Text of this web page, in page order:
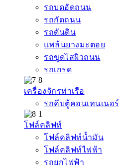
รถบดอัดถนน
รถกัดถนน
รถดันดิน
แพล้นยางมะตอย
รถขูดไสผิวถนน
รถเกรด
เครื่องจักรท่าเรือ
รถคีบตู้คอนเทนเนอร์
โฟล์คลิฟท์
โฟล์คลิฟท์น้ำมัน
โฟล์คลิฟท์ไฟฟ้า
รถยกไฟฟ้า